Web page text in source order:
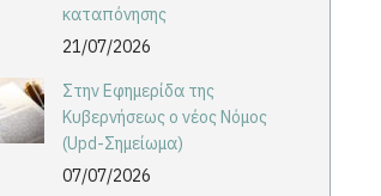
καταπόνησης
21/07/2026
Στην Εφημερίδα της
Κυβερνήσεως ο νέος Νόμος
(Upd-Σημείωμα)
07/07/2026